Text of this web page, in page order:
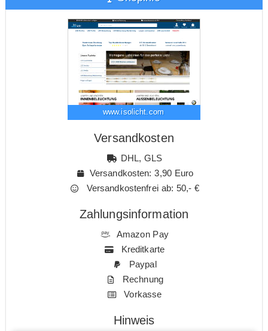
www.isolicht.com
Versandkosten
DHL, GLS
Versandkosten: 3,90 Euro
Versandkostenfrei ab: 50,- €
Zahlungsinformation
Amazon Pay
Kreditkarte
Paypal
Rechnung
Vorkasse
Hinweis